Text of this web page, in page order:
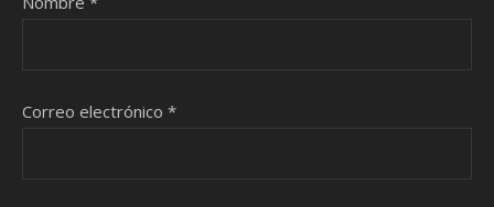
Correo electrónico *